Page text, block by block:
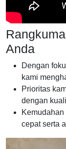
Anda
Dengan
kami
Prioritas
dengan
cepat serta